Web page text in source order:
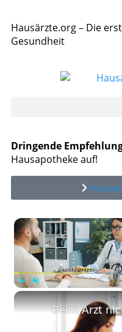
Hausärzte.org – Die
Gesundheit
Dringende
Hausapotheke auf!